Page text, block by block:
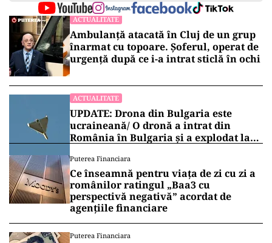
ACTUALITATE
Ambulanță atacată în Cluj de un grup
înarmat cu topoare. Șoferul, operat de
urgență după ce i-a intrat sticlă în ochi
ACTUALITATE
UPDATE: Drona din Bulgaria este
ucraineană/ O dronă a intrat din
România în Bulgaria şi a explodat la
Puterea Financiara
Ce înseamnă pentru viața de zi cu zi a
românilor ratingul „Baa3 cu
perspectivă negativă” acordat de
agențiile financiare
Puterea Financiara